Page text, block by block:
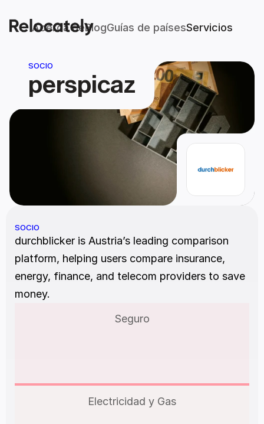
Acerca deBlogGuías de paísesServicios
SOCIO
perspicaz
SOCIO
durchblicker is Austria’s leading comparison
platform, helping users compare insurance,
energy, finance, and telecom providers to save
money.
Seguro
Electricidad y Gas